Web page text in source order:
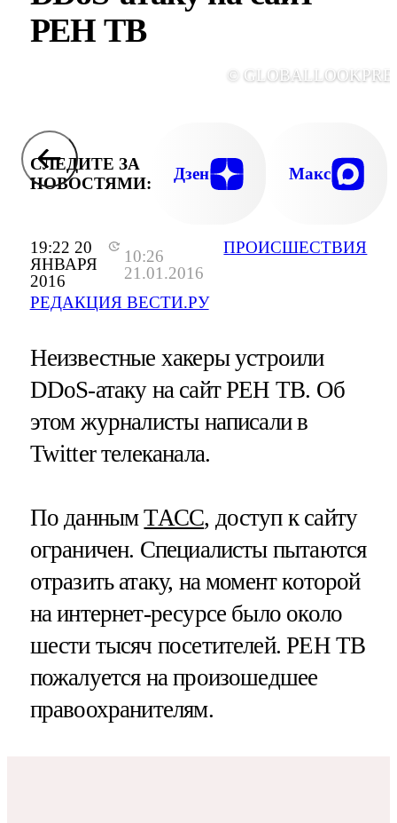
19:22 20
ЯНВАРЯ
2016
10:26
21.01.2016
РЕДАКЦИЯ ВЕСТИ.РУ
ПРОИСШЕСТВИЯ
РЕН ТВ
©
СЛЕДИТЕ ЗА
НОВОСТЯМИ:
Дзен Макс
Неизвестные хакеры устроили
DDoS-атаку на сайт РЕН ТВ. Об
этом журналисты написали в
Twitter телеканала.
По даннымТАСС, доступ к сайту
ограничен. Специалисты пытаются
отразить атаку, на момент которой
на интернет-ресурсе было около
шести тысяч посетителей. РЕН ТВ
пожалуется на произошедшее
правоохранителям.